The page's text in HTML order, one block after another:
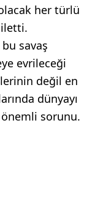
her türlü
iletti.
savaş
evrileceği
değil en
dünyayı
sorunu.